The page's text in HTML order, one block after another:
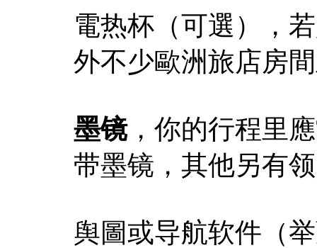
電热杯（可選），
外不少歐洲旅店房
墨镜，你的行程里
带墨镜，其他另有
舆圖或导航软件（